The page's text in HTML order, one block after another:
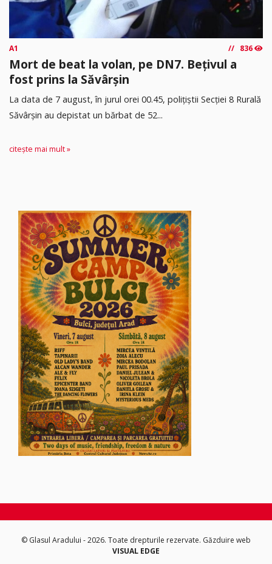
A1 836
Mort de beat la volan, pe DN7. Bețivul a
fost prins la Săvârșin
​La data de 7 august, în jurul orei 00.45, polițiștii Secției 8 Rurală
Săvârșin au depistat un bărbat de 52...
citește mai mult »
© Glasul Aradului - 2026. Toate drepturile rezervate. Găzduire web
VISUAL EDGE